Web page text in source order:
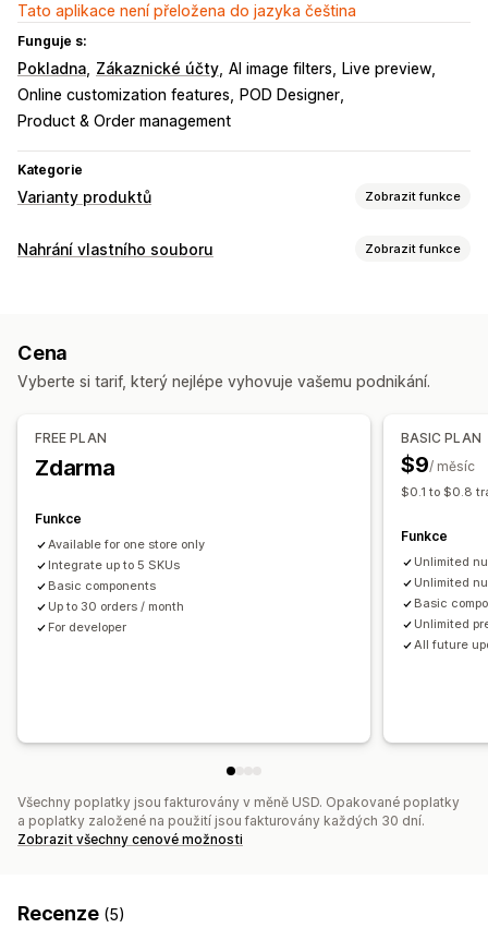
Tato aplikace není přeložena do jazyka čeština
Funguje s:
Pokladna Zákaznické účty AI image filters
Live preview
Online customization features
POD Designer
Product & Order management
Kategorie
Varianty produktů Zobrazit funkce
Přizpůsobení
Vlastní CSS
Překlad Import a export Zobrazení variant
Nacenění
Podmíněné nacenění
Skladové zásoby
Skrytí produktů, které nejsou skladem
Zobrazení produktů, které jsou skladem
Ruční aktualizace
Automatické aktualizace
Nahrání vlastního souboru Zobrazit funkce
Vlastní pravidla
Ochrana proti malwaru
Tisk
Cena
Vyberte si tarif, který nejlépe vyhovuje vašemu podnikání.
FREE PLAN
Zdarma
Funkce
Available for one store only
Integrate up to 5 SKUs
Basic components
Up to 30 orders / month
For developer
BASIC PLAN
$9/ měsíc
$0.1 to $0.8
Funkce
Unlimited
Unlimited
Basic
Unlimited
All future
Všechny poplatky jsou fakturovány v měně USD. Opakované poplatky
a poplatky založené na použití jsou fakturovány každých 30 dní.
Zobrazit všechny cenové možnosti
Recenze (5)